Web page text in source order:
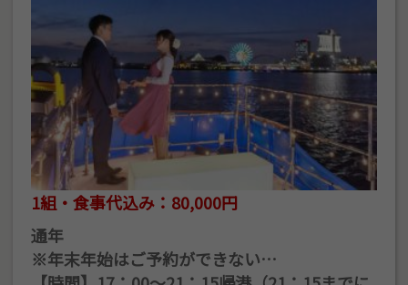
1組・食事代込み：80,000円
通年
※年末年始はご予約ができない…